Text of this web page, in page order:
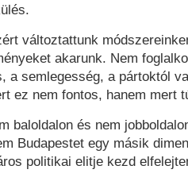
változtattunk
akarunk. Nem
a semlegesség, a pártoktól
ez nem fontos, hanem mert
baloldalon és nem
Budapestet egy másik
politikai elitje kezd